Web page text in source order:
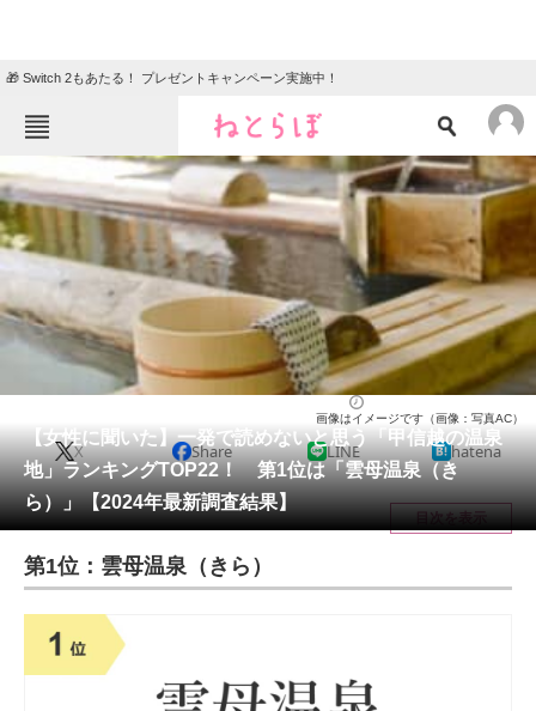
🎁 Switch 2もあたる！ プレゼントキャンペーン実施中！
ねとらぼメニュー
TOP ニュース
エンタメ クイズ
グルメ 地域
住まい 教育・育児
リサーチ
会員記事
メディア
注目記事を集めた総合ページ
ITの今と未来を見通す
スマホと通信の最新トレンド
進化するPCとデバイスの未来
【女性に聞いた】一発で読めないと思う「甲信越の温泉
地」ランキングTOP22！ 第1位は「雲母温泉（き
ら）」【2024年最新調査結果】
画像はイメージです（画像：写真AC）
X Share LINE hatena
目次を表示
第1位：雲母温泉（きら）